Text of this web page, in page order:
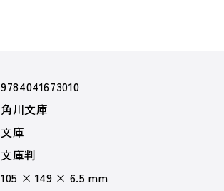
9784041673010
角川文庫
文庫
文庫判
105 × 149 × 6.5 mm